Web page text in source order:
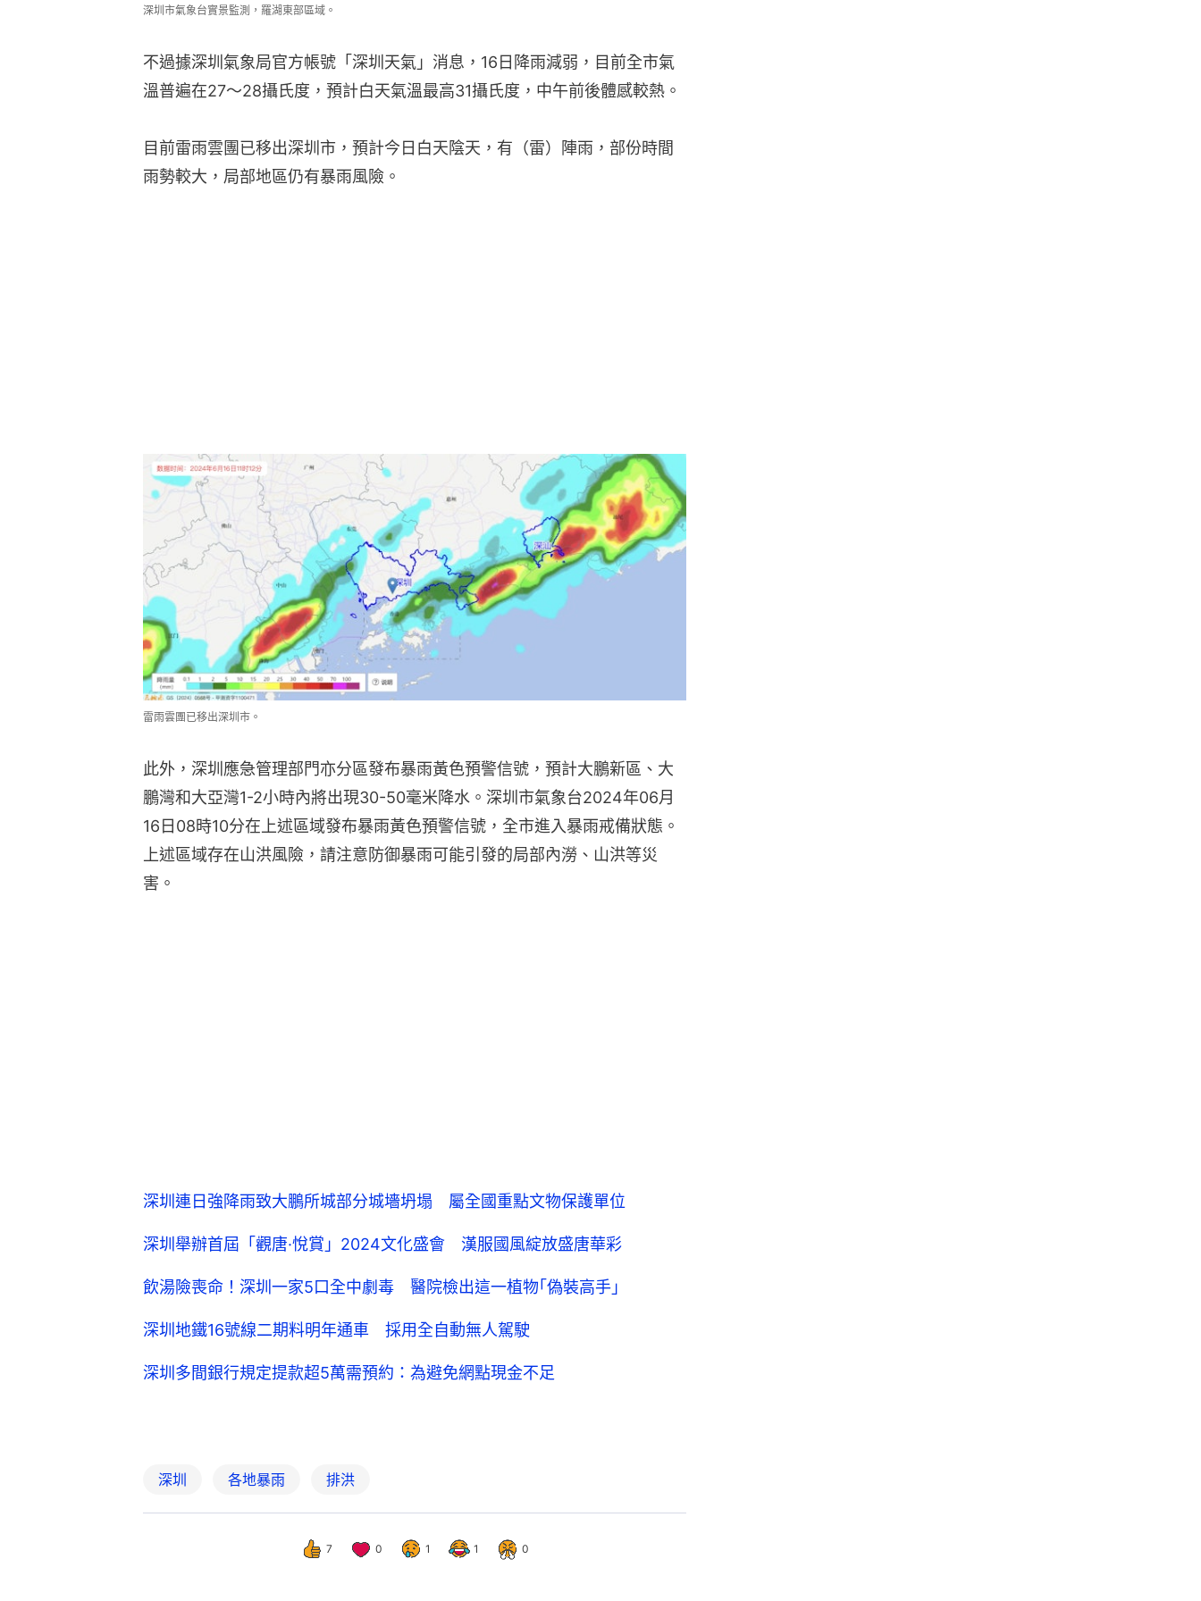
深圳市氣象台實景監測，羅湖東部區域。
不過據深圳氣象局官方帳號「深圳天氣」消息，16日降雨減弱，目前全市氣
溫普遍在27～28攝氏度，預計白天氣溫最高31攝氏度，中午前後體感較熱。
目前雷雨雲團已移出深圳市，預計今日白天陰天，有（雷）陣雨，部份時間
雨勢較大，局部地區仍有暴雨風險。
雷雨雲團已移出深圳市。
此外，深圳應急管理部門亦分區發布暴雨黃色預警信號，預計大鵬新區、大
鵬灣和大亞灣1-2小時內將出現30-50毫米降水。深圳市氣象台2024年06月
16日08時10分在上述區域發布暴雨黃色預警信號，全市進入暴雨戒備狀態。
上述區域存在山洪風險，請注意防御暴雨可能引發的局部內澇、山洪等災
害。
深圳連日強降雨致大鵬所城部分城墻坍塌 屬全國重點文物保護單位
深圳舉辦首屆「觀唐·悅賞」2024文化盛會 漢服國風綻放盛唐華彩
飲湯險喪命！深圳一家5口全中劇毒 醫院檢出這一植物｢偽裝高手｣
深圳地鐵16號線二期料明年通車 採用全自動無人駕駛
深圳多間銀行規定提款超5萬需預約：為避免網點現金不足
深圳 各地暴雨 排洪
7 0 1 1 0